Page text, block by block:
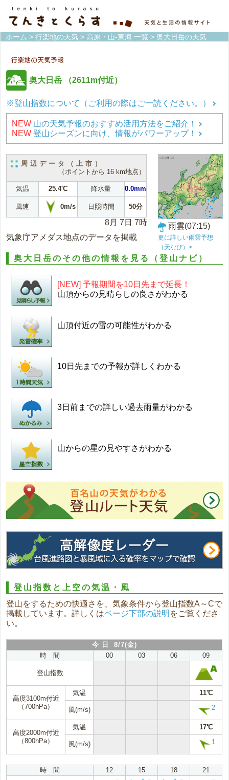
ホーム > 行楽地の天気 > 高原・山-東海 一覧 > 奥大日岳の天気
奥大日岳 （2611m付近）
※登山指数について（ご利用の際はご一読ください。）
NEW 山の天気予報のおすすめ活用方法をご紹介！
NEW 登山シーズンに向け、情報がパワーアップ！
周辺データ（上市）
（ポイントから 16 km地点）
気温 25.4℃ 降水量 0.0mm
風速 0m/s 日照時間 50分
8月 7日 7時
気象庁アメダス地点のデータを掲載
雨雲(07:15)
更に詳しい雨雲予想
（天なび）>
奥大日岳のその他の情報を見る（登山ナビ）
[NEW] 予報期間を10日先まで延長！
山頂からの見晴らしの良さがわかる
山頂付近の雷の可能性がわかる
10日先までの予報が詳しくわかる
3日前までの詳しい過去雨量がわかる
山からの星の見やすさがわかる
登山指数と上空の気温・風
登山をするための快適さを、気象条件から登山指数A～Cで
掲載しています。詳しくはページ下部の説明 をご覧くださ
い。
今 日 8/7(金)
時 間
00 03 06 09
登山指数
高度3100m付近
（700hPa）
気温 11℃
風(m/s) 2
高度2000m付近
（800hPa）
気温 17℃
風(m/s) 1
時 間 12 15 18 21